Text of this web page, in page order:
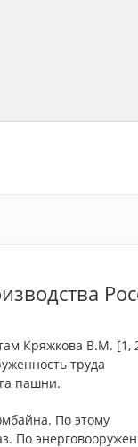
Кряжкова В.М. [1,
труда
пашни.
По этому
По